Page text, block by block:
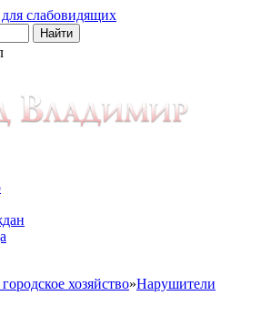
слабовидящих
хозяйство»Нарушители